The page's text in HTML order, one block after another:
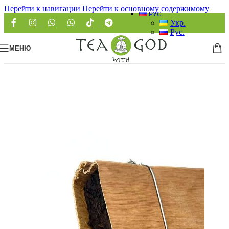
Перейти к навигации Перейти к основному содержимому
РУС.
Укр.
Рус.
МЕНЮ